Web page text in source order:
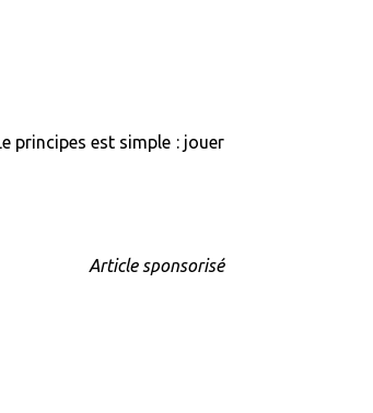
principes est simple : jouer
Article sponsorisé